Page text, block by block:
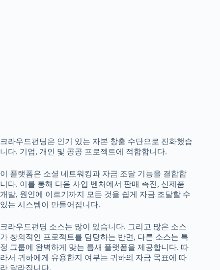
크라우드펀딩은 인기 있는 자본 창출 수단으로 진화했습
니다. 기업, 개인 및 공공 프로젝트에 적합합니다.
이 플랫폼은 소셜 네트워킹과 자금 조달 기능을 결합합
니다. 이를 통해 다음 사업 벤처에서 판매 촉진, 신제품
개발, 원인에 이르기까지 모든 것을 쉽게 자금 조달할 수
있는 시스템이 만들어집니다.
크라우드펀딩 소스는 많이 있습니다. 그리고 많은 소스
가 창의적인 프로젝트를 담당하는 반면, 다른 소스는 특
정 그룹에 완벽하게 맞는 틈새 플랫폼을 제공합니다. 따
라서 귀하에게 유용한지 여부는 귀하의 자금 목표에 따
라 달라집니다.